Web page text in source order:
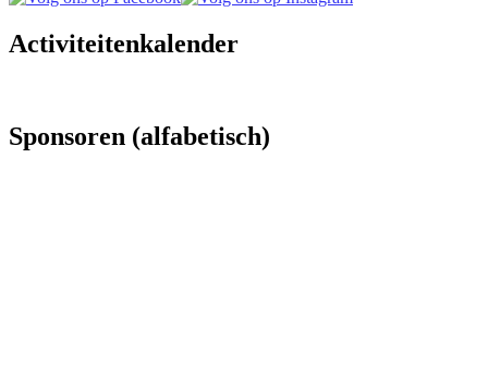
Activiteitenkalender
Sponsoren (alfabetisch)